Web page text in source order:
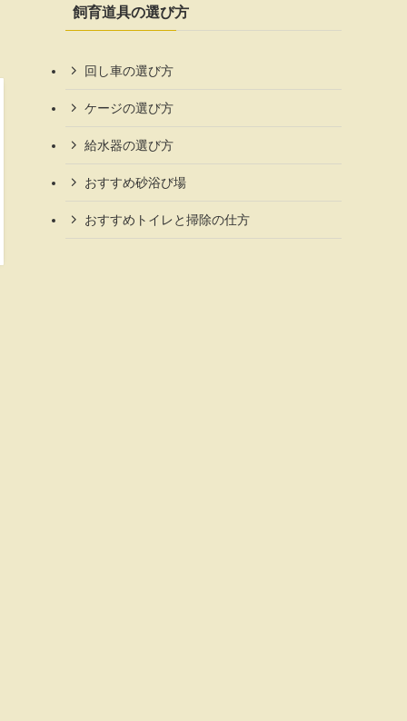
飼育道具の選び方
回し車の選び方
ケージの選び方
給水器の選び方
おすすめ砂浴び場
おすすめトイレと掃除の仕方